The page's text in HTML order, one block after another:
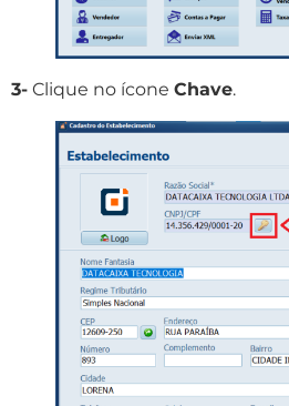
3- Clique no ícone Chave.